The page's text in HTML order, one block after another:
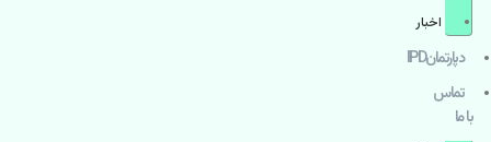
اخبار
دپارتمانIPD
تماس
با ما